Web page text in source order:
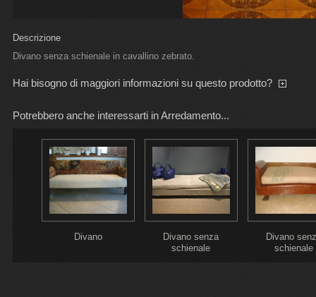
Descrizione
Divano senza schienale in cavallino zebrato.
Hai bisogno di maggiori informazioni su questo prodotto?
Potrebbero anche interessarti in Arredamento...
Divano
Divano senza
schienale
Divano
schienale